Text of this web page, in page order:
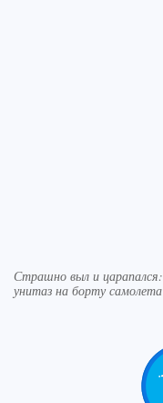
Страшно выл и
унитаз на борту самолета